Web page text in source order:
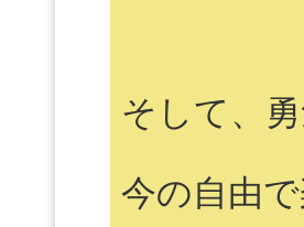
そして、
今の自由